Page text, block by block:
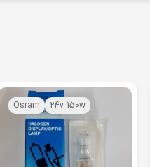
24v 150w
Osram